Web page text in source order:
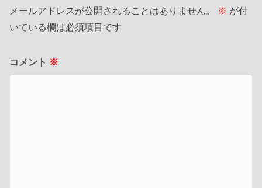
メールアドレスが公開されることはありません。 ※ が付
いている欄は必須項目です
コメント ※